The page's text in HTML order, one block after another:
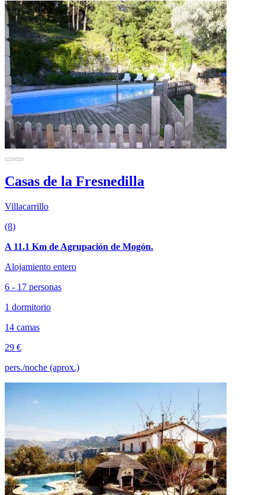
Casas de la Fresnedilla
Villacarrillo
(8)
A 11.1 Km de Agrupación de Mogón.
Alojamiento entero
6 - 17 personas
1 dormitorio
14 camas
29 €
pers./noche (aprox.)